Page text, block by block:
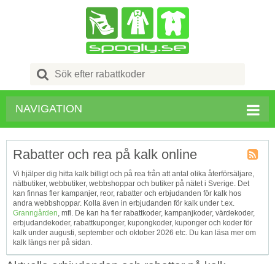
Search
for:
NAVIGATION
Tagg
Rabatter och rea på kalk online
Vi hjälper dig hitta kalk billigt och på rea från att antal olika återförsäljare,
nätbutiker, webbutiker, webbshoppar och butiker på nätet i Sverige. Det
kan finnas fler kampanjer, reor, rabatter och erbjudanden för kalk hos
andra webbshoppar. Kolla även in erbjudanden för kalk under t.ex.
Granngården, mfl. De kan ha fler rabattkoder, kampanjkoder, värdekoder,
erbjudandekoder, rabattkuponger, kupongkoder, kuponger och koder för
kalk under augusti, september och oktober 2026 etc. Du kan läsa mer om
kalk längs ner på sidan.